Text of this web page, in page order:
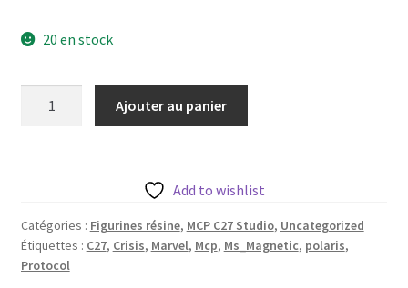
20 en stock
de
c27
avec
Ajouter au panier
Add to wishlist
Catégories : Figurines résine, MCP C27 Studio, Uncategorized
Étiquettes : C27, Crisis, Marvel, Mcp, Ms_Magnetic, polaris,
Protocol